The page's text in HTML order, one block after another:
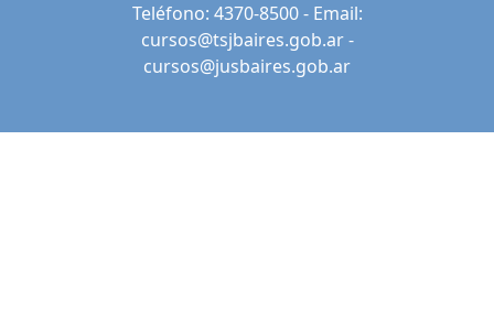
Teléfono: 4370-8500 - Email:
cursos@tsjbaires.gob.ar-
cursos@jusbaires.gob.ar